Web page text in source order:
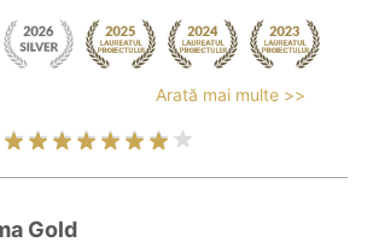
Arată mai multe >>
Gold